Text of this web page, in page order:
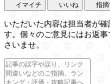
イマイチ いいね 指
いただいた内容は担当者が
す。個々のご意見にはお返
さいませ。